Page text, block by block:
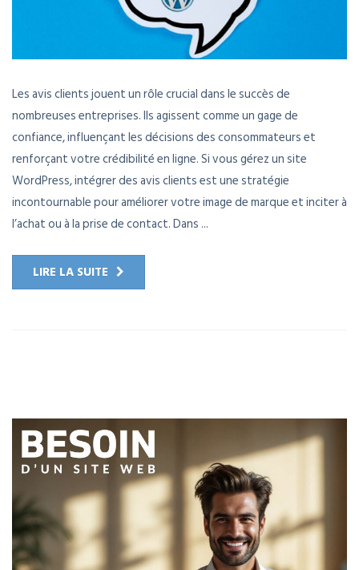
Les avis clients jouent un rôle crucial dans le succès de
nombreuses entreprises. Ils agissent comme un gage de
confiance, influençant les décisions des consommateurs et
renforçant votre crédibilité en ligne. Si vous gérez un site
WordPress, intégrer des avis clients est une stratégie
incontournable pour améliorer votre image de marque et inciter à
l’achat ou à la prise de contact. Dans ...
LIRE LA SUITE